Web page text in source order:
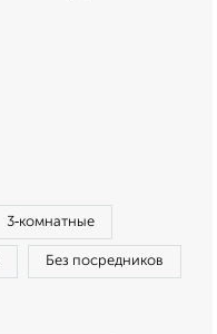
3‑комнатные
Без посредников